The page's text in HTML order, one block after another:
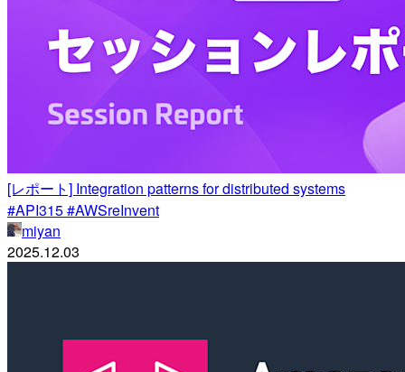
[レポート] Integration patterns for distributed systems
#API315 #AWSreInvent
miyan
2025.12.03